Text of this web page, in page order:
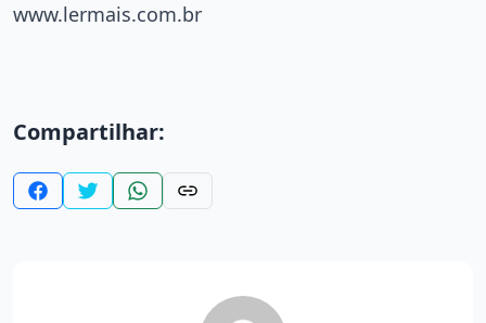
www.lermais.com.br
Compartilhar: